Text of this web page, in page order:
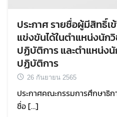
ประกาศ รายชื่อผู้มีสิทธิ์
แข่งขันได้ในตำแหน่งนัก
ปฏิบัติการ และตำแหน่ง
ปฏิบัติการ
26 กันยายน 2565
ประกาศคณะกรรมการศึกษาธิก
ชื่อ […]